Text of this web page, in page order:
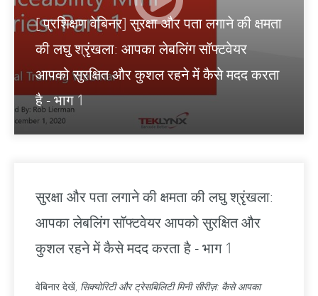
[ प्रशिक्षण वेबिनर] सुरक्षा और पता लगाने की क्षमता
की लघु श्रृंखला: आपका लेबलिंग सॉफ्टवेयर
आपको सुरक्षित और कुशल रहने में कैसे मदद करता
है - भाग 1
सुरक्षा और पता लगाने की क्षमता की लघु श्रृंखला:
आपका लेबलिंग सॉफ्टवेयर आपको सुरक्षित और
कुशल रहने में कैसे मदद करता है - भाग 1
वेबिनार देखें, सिक्योरिटी और ट्रेसबिलिटी मिनी सीरीज़: कैसे आपका